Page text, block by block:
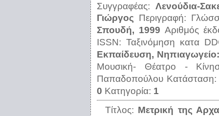
Συγγραφέας: Λενούδια-
Γιώργος Περιγραφή:
Σπουδή, 1999 Αριθμός
ISSN:Ταξινόμηση κατα
Εκπαίδευση,
Μουσική- Θέατρο -
Παπαδοπούλου Κατάσταση:
0 Κατηγορία: 1
Τίτλος: Μετρική της